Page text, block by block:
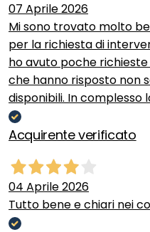
07 Aprile 2026
Mi sono trovato molto
per la richiesta di
ho avuto poche
che hanno risposto non
disponibili. In complesso
Acquirente verificato
04 Aprile 2026
Tutto bene e chiari nei